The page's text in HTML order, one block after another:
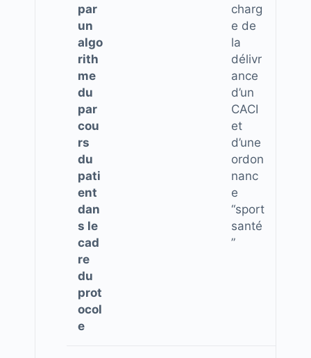
par
un
algo
rith
me
du
par
cou
rs
du
pati
ent
dan
s le
cad
re
du
prot
ocol
e
charg
e de
la
délivr
ance
d’un
CACI
et
d’une
ordon
nanc
e
“sport
santé
”